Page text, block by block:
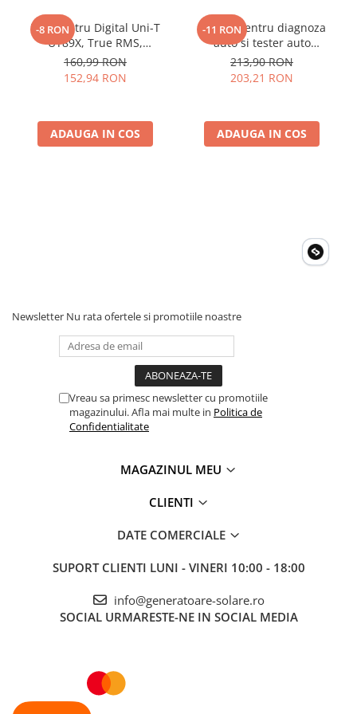
-8 RON
Multimetru Digital Uni-T
UT89X, True RMS,
Temperatura 1000°C,
Frecventa, NCV, CAT III
160,99 RON
152,94 RON
ADAUGA IN COS
-11 RON
Aparat pentru diagnoza
auto si tester auto
KONNWEI KW808 Toate
Marcile Dupa 1996
213,90 RON
203,21 RON
ADAUGA IN COS
Newsletter Nu rata ofertele si promotiile noastre
Vreau sa primesc newsletter cu promotiile
magazinului. Afla mai multe in Politica de
Confidentialitate
MAGAZINUL MEU
CLIENTI
DATE COMERCIALE
SUPORT CLIENTI LUNI - VINERI 10:00 - 18:00
info@generatoare-solare.ro
SOCIAL URMARESTE-NE IN SOCIAL MEDIA